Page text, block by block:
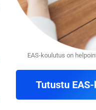
EAS-koulutus on
Tutustu